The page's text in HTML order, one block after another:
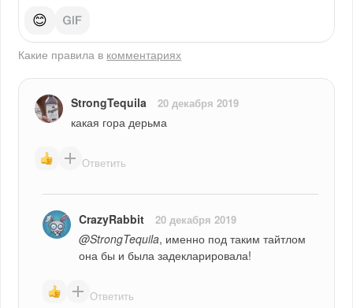
😊
Какие правила в комментариях
StrongTequila 20 декабря 2019
какая гора дерьма
Ответить
CrazyRabbit 20 декабря 2019
@StrongTequila, именно под таким тайтлом
она бы и была задекларировала!
Ответить